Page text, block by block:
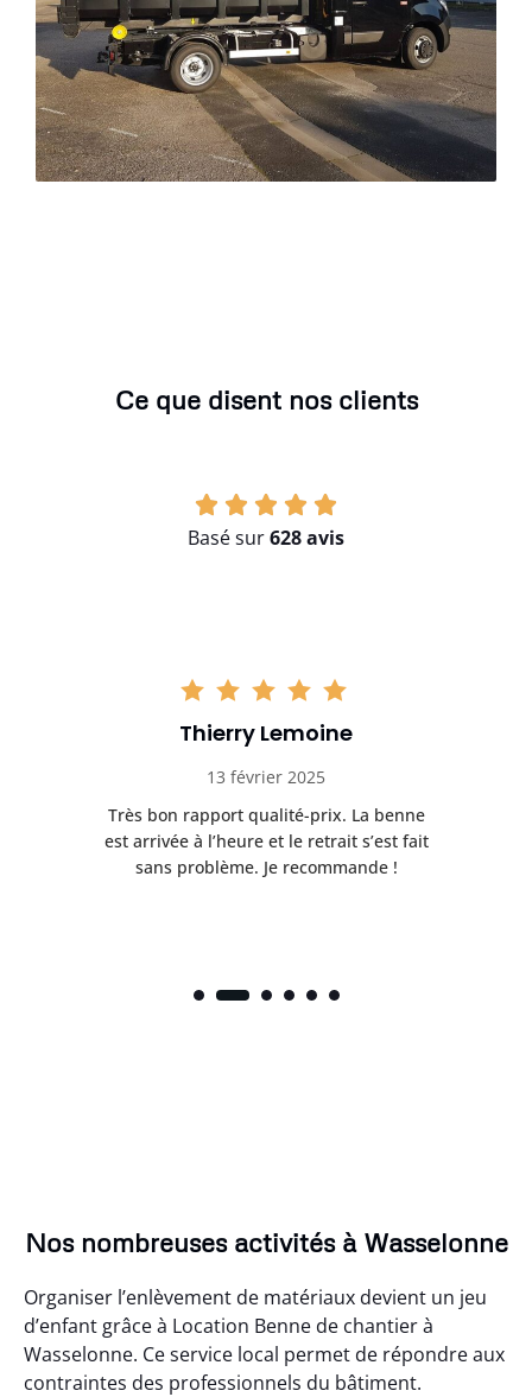
Ce que disent nos clients
Basé sur628 avis
Thierry Lemoine
13 février 2025
Très bon rapport qualité-prix. La benne
est arrivée à l’heure et le retrait s’est fait
sans problème. Je recommande !
Nos nombreuses activités à Wasselonne
Organiser l’enlèvement de matériaux devient un jeu
d’enfant grâce à Location Benne de chantier à
Wasselonne. Ce service local permet de répondre aux
contraintes des professionnels du bâtiment.